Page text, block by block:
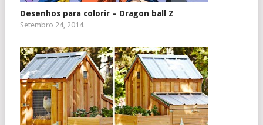
Desenhos para colorir – Dragon ball Z
Setembro 24, 2014